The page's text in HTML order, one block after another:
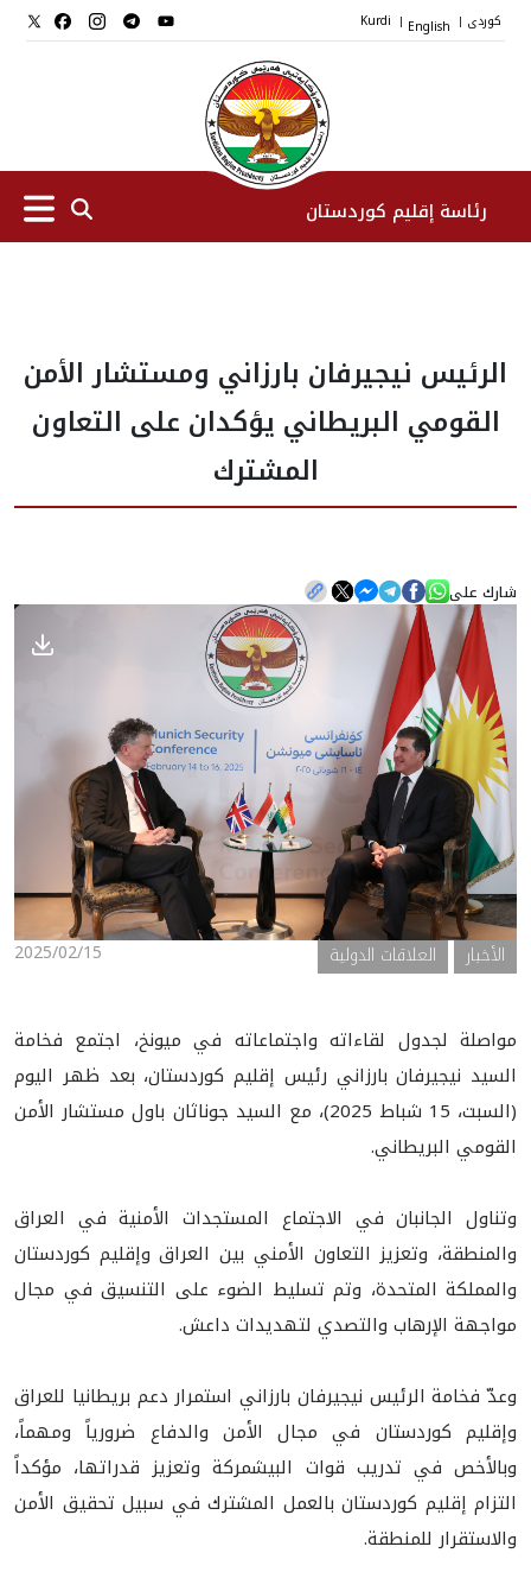
کوردی |
English
|
Kurdi
رئاسة إقليم كوردستان
نواب الرئيس
طاقم الرئاسة
الأخبار
المعرض
الرئيس نيجيرفان بارزاني ومستشار الأمن
القومي البريطاني يؤكدان على التعاون
المشترك
شارك على
2025/02/15 الأخبار العلاقات الدولية
مواصلة لجدول لقاءاته واجتماعاته في ميونخ، اجتمع فخامة
السيد نيجيرفان بارزاني رئيس إقليم كوردستان، بعد ظهر اليوم
(السبت، 15 شباط 2025)، مع السيد جوناثان باول مستشار الأمن
القومي البريطاني.
وتناول الجانبان في الاجتماع المستجدات الأمنية في العراق
والمنطقة، وتعزيز التعاون الأمني بين العراق وإقليم كوردستان
والمملكة المتحدة، وتم تسليط الضوء على التنسيق في مجال
مواجهة الإرهاب والتصدي لتهديدات داعش.
وعدّ فخامة الرئيس نيجيرفان بارزاني استمرار دعم بريطانيا للعراق
وإقليم كوردستان في مجال الأمن والدفاع ضرورياً ومهماً،
وبالأخص في تدريب قوات البيشمركة وتعزيز قدراتها، مؤكداً
التزام إقليم كوردستان بالعمل المشترك في سبيل تحقيق الأمن
والاستقرار للمنطقة.